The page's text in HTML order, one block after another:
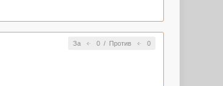
За 0/ Против 0